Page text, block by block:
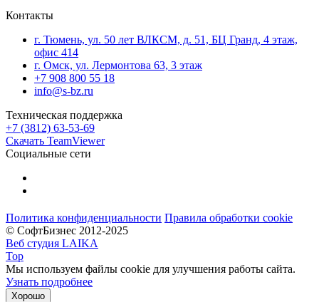
Контакты
г. Тюмень, ул. 50 лет ВЛКСМ, д. 51, БЦ Гранд, 4 этаж,
офис 414
г. Омск, ул. Лермонтова 63, 3 этаж
+7 908 800 55 18
info@s-bz.ru
Техническая поддержка
+7 (3812) 63-53-69
Скачать TeamViewer
Социальные сети
Политика конфиденциальности Правила обработки cookie
© СофтБизнес 2012-2025
Веб студия LAIKA
Top
Мы используем файлы cookie для улучшения работы сайта.
Узнать подробнее
Хорошо